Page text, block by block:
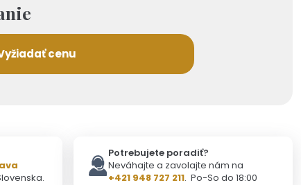
cenu
Potrebujete poradiť?
Neváhajte a zavolajte nám na
+421 948 727 211. Po-So do 18:00